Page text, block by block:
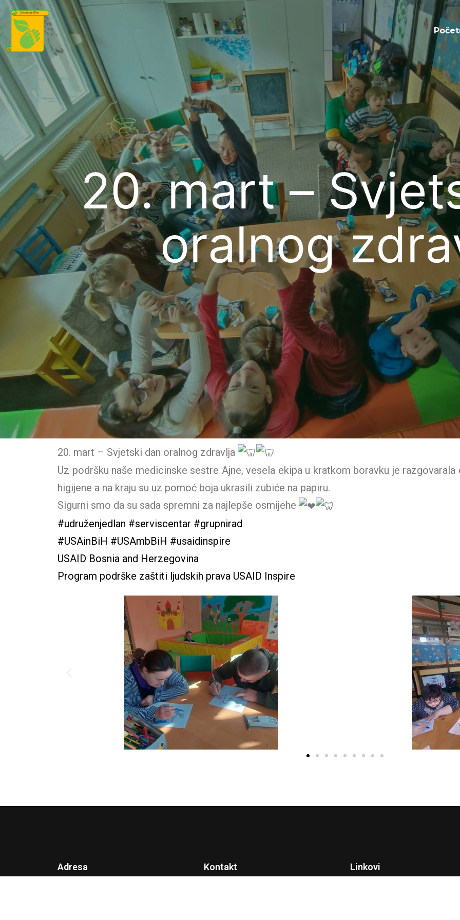
Početna
20. mart –
oralnog
20. mart – Svjetski dan oralnog zdravlja
Uz podršku naše medicinske sestre Ajne, vesela ekipa u kratkom boravku je
higijene a na kraju su uz pomoć boja ukrasili zubiće na papiru.
Sigurni smo da su sada spremni za najlepše osmijehe
#udruženjedlan #serviscentar #grupnirad
#USAinBiH #USAmbBiH #usaidinspire
USAID Bosnia and Herzegovina
Program podrške zaštiti ljudskih prava USAID Inspire
Adresa Kontakt Linkovi